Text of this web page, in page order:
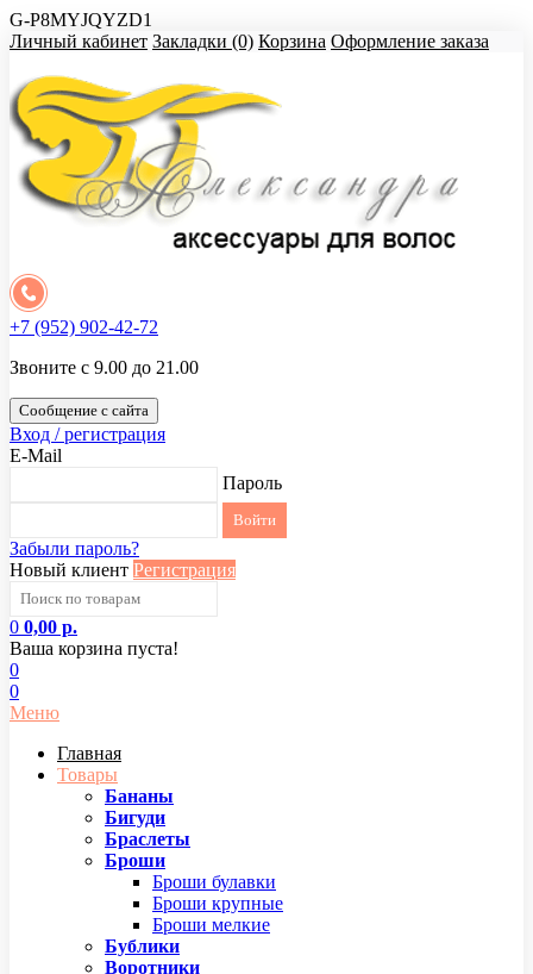
G-P8MYJQYZD1
Личный кабинет Закладки (0) Корзина Оформление заказа
+7 (952) 902-42-72
Звоните с 9.00 до 21.00
Сообщение с сайта
Вход / регистрация
E-Mail
Пароль
Забыли пароль?
Новый клиент Регистрация
0 0,00 р.
Ваша корзина пуста!
0
0
Меню
Главная
Товары
Бананы
Бигуди
Браслеты
Броши
Броши булавки
Броши крупные
Броши мелкие
Бублики
Воротники